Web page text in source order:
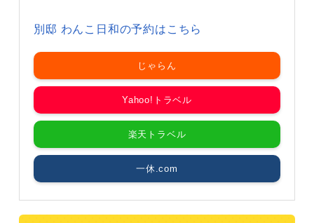
別邸 わんこ日和の予約はこちら
じゃらん
Yahoo!トラベル
楽天トラベル
一休.com